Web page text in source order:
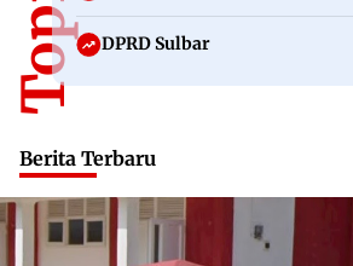
DPRD Sulbar
Berita Terbaru